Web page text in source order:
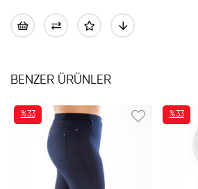
BENZER ÜRÜNLER
%33
İNDIRIM
%33İNDIRIM